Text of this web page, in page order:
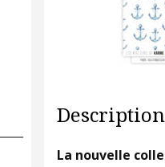
Description
La nouvelle